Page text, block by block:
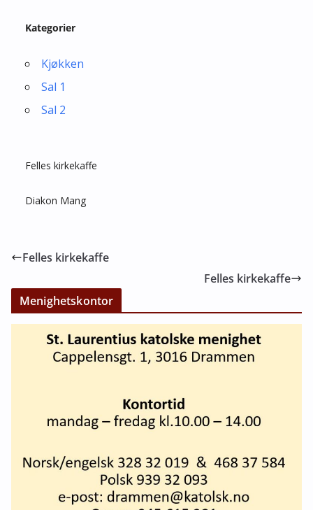
Kategorier
Kjøkken
Sal 1
Sal 2
Felles kirkekaffe
Diakon Mang
Felles kirkekaffe
Felles kirkekaffe
Menighetskontor